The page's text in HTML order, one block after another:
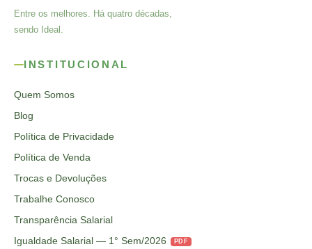
Entre os melhores. Há quatro décadas,
sendo Ideal.
INSTITUCIONAL
Quem Somos
Blog
Política de Privacidade
Política de Venda
Trocas e Devoluções
Trabalhe Conosco
Transparência Salarial
Igualdade Salarial — 1° Sem/2026
PDF